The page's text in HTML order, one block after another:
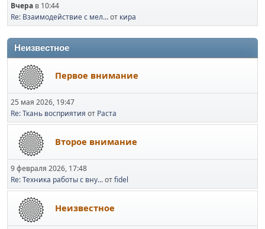
Вчера в 10:44
Re: Взаимодействие с мел...от кира
Неизвестное
Первое внимание
25 мая 2026, 19:47
Re: Ткань восприятия от Раста
Второе внимание
9 февраля 2026, 17:48
Re: Техника работы с вну...отfidel
Неизвестное